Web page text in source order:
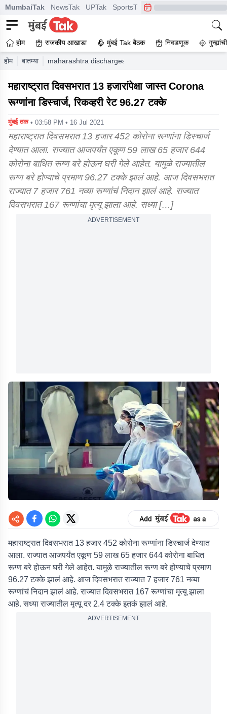
MumbaiTak NewsTak UPTak SportsTak CrimeTak
होम राजकीय आखाडा मुंबई Tak बैठक निवडणूक
होम बातम्या maharashtra discharges more than 13000 corona
महाराष्ट्रात दिवसभरात 13 हजारांपेक्षा जास्त Corona
रूग्णांना डिस्चार्ज, रिकव्हरी रेट 96.27 टक्के
मुंबई तक • 03:58 PM • 16 Jul 2021
महाराष्ट्रात दिवसभरात 13 हजार 452 कोरोना रूग्णांना डिस्चार्ज
देण्यात आला. राज्यात आजपर्यंत एकूण 59 लाख 65 हजार 644
कोरोना बाधित रूग्ण बरे होऊन घरी गेले आहेत. यामुळे राज्यातील
रूग्ण बरे होण्याचे प्रमाण 96.27 टक्के झालं आहे. आज दिवसभरात
राज्यात 7 हजार 761 नव्या रूग्णांचं निदान झालं आहे. राज्यात
दिवसभरात 167 रूग्णांचा मृत्यू झाला आहे. सध्या […]
ADVERTISEMENT
महाराष्ट्रात दिवसभरात 13 हजार 452 कोरोना रूग्णांना डिस्चार्ज देण्यात
आला. राज्यात आजपर्यंत एकूण 59 लाख 65 हजार 644 कोरोना बाधित
रूग्ण बरे होऊन घरी गेले आहेत. यामुळे राज्यातील रूग्ण बरे होण्याचे प्रमाण
96.27 टक्के झालं आहे. आज दिवसभरात राज्यात 7 हजार 761 नव्या
रूग्णांचं निदान झालं आहे. राज्यात दिवसभरात 167 रूग्णांचा मृत्यू झाला
आहे. सध्या राज्यातील मृत्यू दर 2.4 टक्के इतकं झालं आहे.
ADVERTISEMENT